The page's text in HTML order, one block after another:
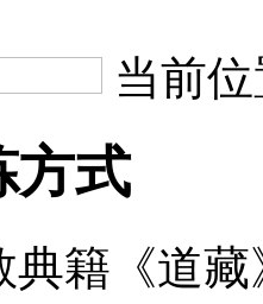
当前
方式
典籍《道